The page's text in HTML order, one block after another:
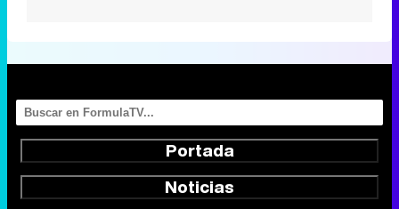
Portada
Noticias